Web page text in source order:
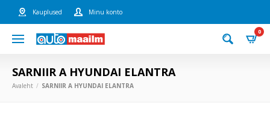
Kauplused Minu konto
0
SARNIIR A HYUNDAI ELANTRA
Avaleht SARNIIR A HYUNDAI ELANTRA